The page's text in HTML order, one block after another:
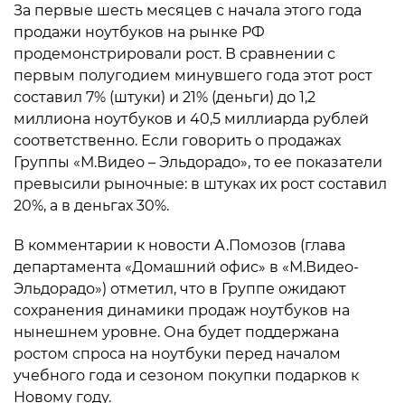
За первые шесть месяцев с начала этого года
продажи ноутбуков на рынке РФ
продемонстрировали рост. В сравнении с
первым полугодием минувшего года этот рост
составил 7% (штуки) и 21% (деньги) до 1,2
миллиона ноутбуков и 40,5 миллиарда рублей
соответственно. Если говорить о продажах
Группы «М.Видео – Эльдорадо», то ее показатели
превысили рыночные: в штуках их рост составил
20%, а в деньгах 30%.
В комментарии к новости А.Помозов (глава
департамента «Домашний офис» в «М.Видео-
Эльдорадо») отметил, что в Группе ожидают
сохранения динамики продаж ноутбуков на
нынешнем уровне. Она будет поддержана
ростом спроса на ноутбуки перед началом
учебного года и сезоном покупки подарков к
Новому году.